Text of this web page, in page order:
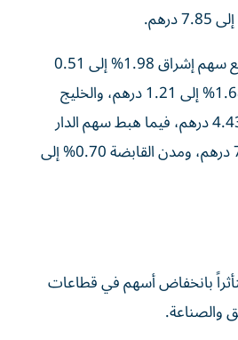
وفي قطاع العقارات، ارتفع سهم إشراق 1.98% إلى 0.51
درهم، وعنان للاستثمار 1.68% إلى 1.21 درهم، والخليج
الاستثمارية 1.37% إلى 4.43 درهم، فيما هبط سهم الدار
العقارية 2.38% إلى 7.80 درهم، ومدن القابضة 0.70% إلى
بانخفاض أسهم في قطاعات
والصناعة.